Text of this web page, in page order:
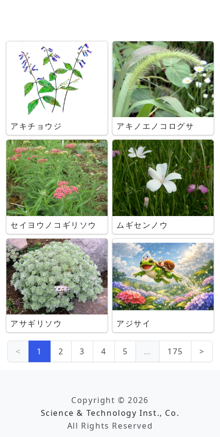
アキチョウジ アキノエノコログサ
セイヨウノコギリソウ ムギセンノウ
アサギリソウ アジサイ
< 1 2 3 4 5 … 175 >
Copyright © 2026
Science & Technology Inst., Co.
All Rights Reserved